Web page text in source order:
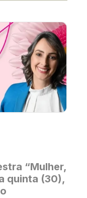
“Mulher,
quinta (30),